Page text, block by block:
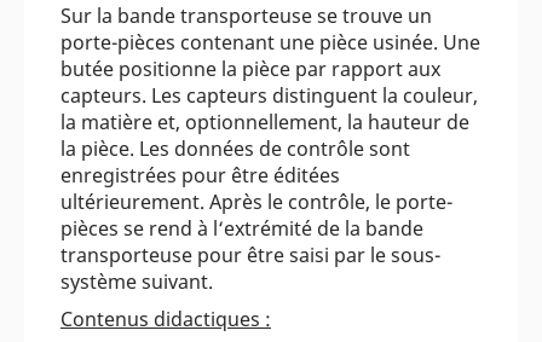
Sur la bande transporteuse se trouve un
porte-pièces contenant une pièce usinée. Une
butée positionne la pièce par rapport aux
capteurs. Les capteurs distinguent la couleur,
la matière et, optionnellement, la hauteur de
la pièce. Les données de contrôle sont
enregistrées pour être éditées
ultérieurement. Après le contrôle, le porte-
pièces se rend à l‘extrémité de la bande
transporteuse pour être saisi par le sous-
système suivant.
Contenus didactiques :